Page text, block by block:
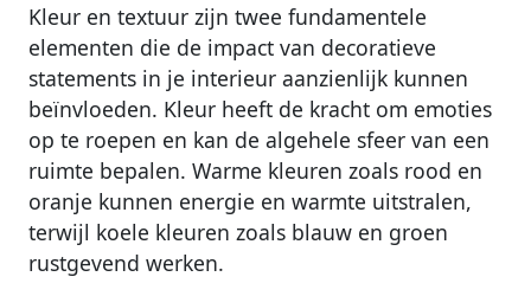
Kleur en textuur zijn twee fundamentele
elementen die de impact van decoratieve
statements in je interieur aanzienlijk kunnen
beïnvloeden. Kleur heeft de kracht om emoties
op te roepen en kan de algehele sfeer van een
ruimte bepalen. Warme kleuren zoals rood en
oranje kunnen energie en warmte uitstralen,
terwijl koele kleuren zoals blauw en groen
rustgevend werken.